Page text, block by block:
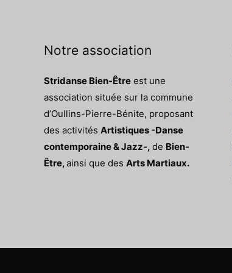
Notre association
Stridanse Bien-Être est une
association située sur la commune
d’Oullins-Pierre-Bénite, proposant
des activités Artistiques -Danse
contemporaine & Jazz-, de Bien-
Être,ainsi que des Arts Martiaux.